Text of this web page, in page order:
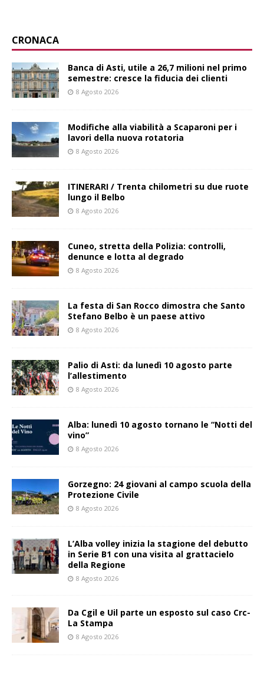
CRONACA
Banca di Asti, utile a 26,7 milioni nel primo
semestre: cresce la fiducia dei clienti
8 Agosto 2026
Modifiche alla viabilità a Scaparoni per i
lavori della nuova rotatoria
8 Agosto 2026
ITINERARI / Trenta chilometri su due ruote
lungo il Belbo
8 Agosto 2026
Cuneo, stretta della Polizia: controlli,
denunce e lotta al degrado
8 Agosto 2026
La festa di San Rocco dimostra che Santo
Stefano Belbo è un paese attivo
8 Agosto 2026
Palio di Asti: da lunedì 10 agosto parte
l’allestimento
8 Agosto 2026
Alba: lunedì 10 agosto tornano le “Notti del
vino”
8 Agosto 2026
Gorzegno: 24 giovani al campo scuola della
Protezione Civile
8 Agosto 2026
L’Alba volley inizia la stagione del debutto
in Serie B1 con una visita al grattacielo
della Regione
8 Agosto 2026
Da Cgil e Uil parte un esposto sul caso Crc-
La Stampa
8 Agosto 2026